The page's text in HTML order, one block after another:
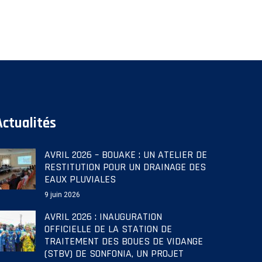
AVRIL 2026 – BOUAKE : UN ATELIER DE
RESTITUTION POUR UN DRAINAGE DES
EAUX PLUVIALES
9 juin 2026
AVRIL 2026 : INAUGURATION
OFFICIELLE DE LA STATION DE
TRAITEMENT DES BOUES DE VIDANGE
(STBV) DE SONFONIA, UN PROJET